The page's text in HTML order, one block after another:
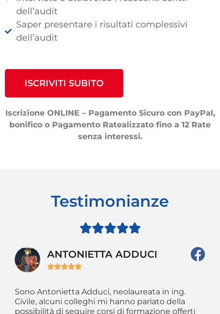
dell’audit
Saper presentare i risultati complessivi
dell’audit
ISCRIVITI SUBITO
Iscrizione ONLINE – Pagamento Sicuro con PayPal,
bonifico o Pagamento Ratealizzato fino a 12 Rate
senza interessi.
Testimonianze

ANTONIETTA ADDUCI

Sono Antonietta Adduci, neolaureata in ing.
Civile, alcuni colleghi mi hanno parlato della
possibilità di seguire corsi di formazione offerti